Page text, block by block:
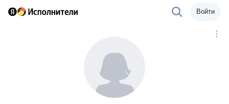
Войти